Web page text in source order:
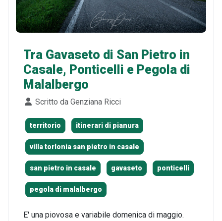
Tra Gavaseto di San Pietro in
Casale, Ponticelli e Pegola di
Malalbergo
Dettagli
Scritto da Genziana Ricci
territorio itinerari di pianura
villa torlonia san pietro in casale
san pietro in casale gavaseto ponticelli
pegola di malalbergo
E' una piovosa e variabile domenica di maggio.